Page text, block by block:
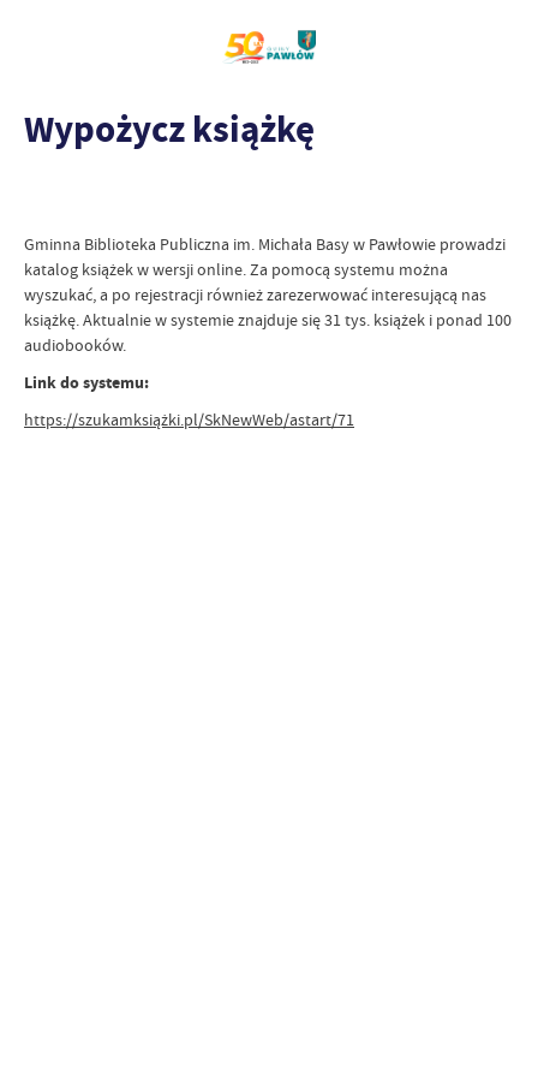
Wypożycz książkę
Gminna Biblioteka Publiczna im. Michała Basy w Pawłowie prowadzi
katalog książek w wersji online. Za pomocą systemu można
wyszukać, a po rejestracji również zarezerwować interesującą nas
książkę. Aktualnie w systemie znajduje się 31 tys. książek i ponad 100
audiobooków.
Link do systemu:
https://szukamksiążki.pl/SkNewWeb/astart/71